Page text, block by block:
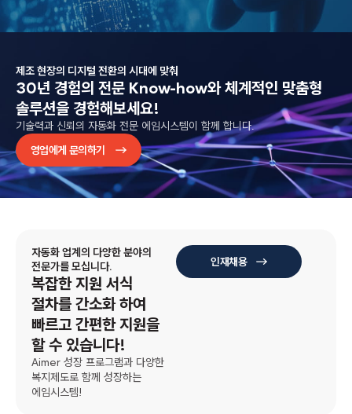
제조 현장의 디지털 전환의 시대에 맞춰
30년 경험의 전문 Know-how와체계적인 맞춤형
솔루션을 경험해보세요!
기술력과 신뢰의 자동화 전문 에임시스템이 함께 합니다.
영업에게 문의하기
자동화 업계의 다양한 분야의
전문가를 모십니다.
복잡한 지원 서식
절차를 간소화 하여
빠르고 간편한 지원을
할 수 있습니다!
Aimer 성장 프로그램과 다양한
복지제도로 함께 성장하는
에임시스템!
인재채용